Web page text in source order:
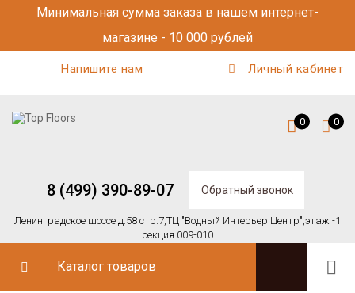
Минимальная сумма заказа в нашем интернет-
магазине - 10 000 рублей
Напишите нам Личный кабинет
8 (499) 390-89-07 Обратный звонок
Ленинградское шоссе д.58 стр.7,ТЦ "Водный Интерьер Центр",этаж -1
секция 009-010
0 0
Каталог товаров